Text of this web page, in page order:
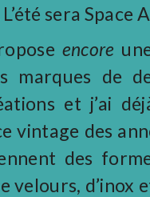
sera Space
encore
marques de
et j’ai
vintage des
des
d’inox